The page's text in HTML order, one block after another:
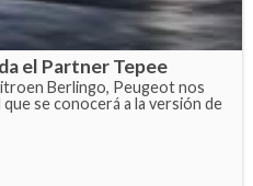
el Partner Tepee
Berlingo, Peugeot nos
se conocerá a la versión de